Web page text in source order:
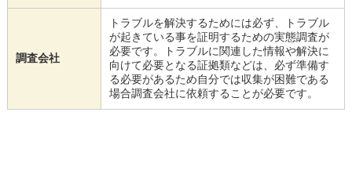
調査会社
トラブルを解決するためには必ず、トラブル
が起きている事を証明するための実態調査が
必要です。トラブルに関連した情報や解決に
向けて必要となる証拠類などは、必ず準備す
る必要があるため自分では収集が困難である
場合調査会社に依頼することが必要です。